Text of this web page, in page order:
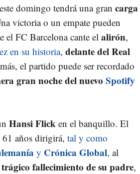
domingo tendrá una gran carga
victoria o un empate pueden
el FC Barcelona cante el alirón,
en su historia, delante del Real
el partido puede ser recordado
gran noche del nuevo Spotify
Hansi Flick en el banquillo. El
61 años dirigirá, tal y como
y Crónica Global, al
trágico fallecimiento de su padre,